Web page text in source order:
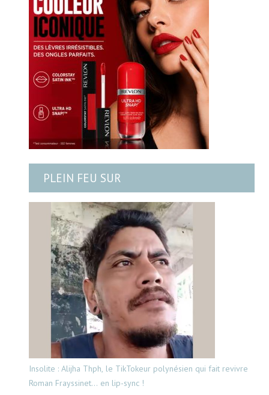
PLEIN FEU SUR
Insolite : Alijha Thph, le TikTokeur polynésien qui fait revivre
Roman Frayssinet… en lip-sync !